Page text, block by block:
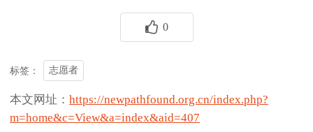
0
标签： 志愿者
本文网址： https://newpathfound.org.cn/index.php?
m=home&c=View&a=index&aid=407